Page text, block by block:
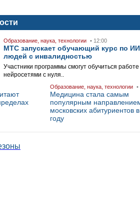
Образование, наука, технологии • 12:00
МТС запускает обучающий курс по
людей с инвалидностью
Участники программы смогут обучиться работе
нейросетями с нуля..
Образование, наука, технологии
Медицина стала самым
популярным
московских абитуриентов
году